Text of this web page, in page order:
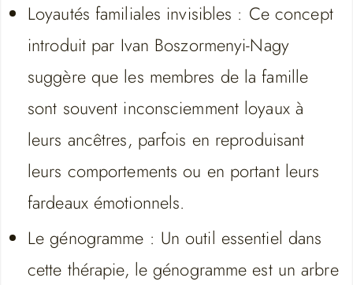
Loyautés familiales invisibles : Ce concept
introduit par Ivan Boszormenyi-Nagy
suggère que les membres de la famille
sont souvent inconsciemment loyaux à
leurs ancêtres, parfois en reproduisant
leurs comportements ou en portant leurs
fardeaux émotionnels.
Le génogramme : Un outil essentiel dans
cette thérapie, le génogramme est un arbre